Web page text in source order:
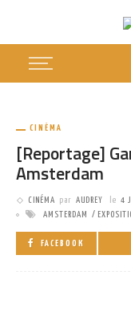
CINÉMA
[Reportage]
Amsterdam
CINÉMA par AUDREY le 4
AMSTERDAM
FACEBOOK